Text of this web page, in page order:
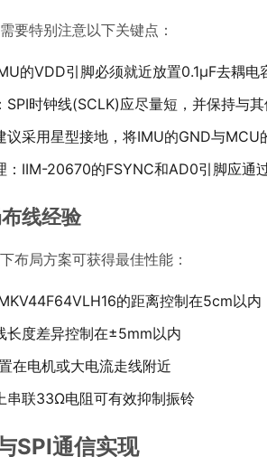
要特别注意以下关键点：
的VDD引脚必须就近放置0.1μF去耦电
SPI时钟线(SCLK)应尽量短，并保持与
议采用星型接地，将IMU的GND与MCU
：IIM-20670的FSYNC和AD0引脚应通
线经验
布局方案可获得最佳性能：
的距离控制在5cm以内
长度差异控制在±5mm以内
在电机或大电流走线附近
串联33Ω电阻可有效抑制振铃
SPI通信实现